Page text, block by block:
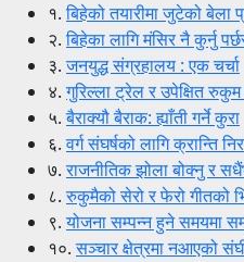
१.बिहेको तयारीमा जुटेको बेला
२.बिहेका लागि मंसिर नै कुर्नु
३.जनयुद्ध संग्रहालय : एक चर्चा
४.गुरिल्ला ट्रेल र उपेक्षित
५.बैराक्यौ बैराक: ह्याँती गर्ने कुरा
६.वर्ग संघर्षको लागि क्रान्ति
७.राजनीतिक झोला बोक्नु र
८.रुकुमैको सेरो र फेरो गीतको
९.योजना सम्पन्न हुने समयमा
१०.सञ्चार क्षेत्रमा नआएको